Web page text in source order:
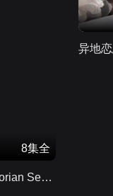
8集全
曼达洛人第3季（The Mandalorian Season 3）